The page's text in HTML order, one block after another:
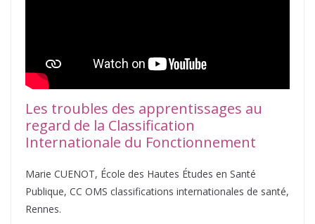
Les troubles des apprentissages au
regard de la Classification
Internationale du Fonctionnement
Marie CUENOT, École des Hautes Études en Santé
Publique, CC OMS classifications internationales de santé,
Rennes.